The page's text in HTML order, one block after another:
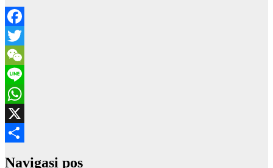
Facebook
Twitter
WeChat
Line
WhatsApp
X
Navigasi pos